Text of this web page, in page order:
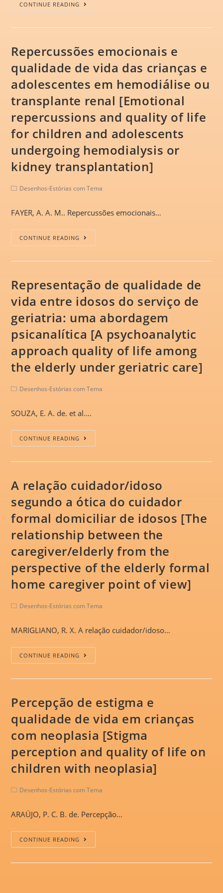
CONTINUE READING
Repercussões emocionais e
qualidade de vida das crianças e
adolescentes em hemodiálise ou
transplante renal [Emotional
repercussions and quality of life
for children and adolescents
undergoing hemodialysis or
kidney transplantation]
Desenhos-Estórias com Tema
FAYER, A. A. M.. Repercussões emocionais…
CONTINUE READING
Representação de qualidade de
vida entre idosos do serviço de
geriatria: uma abordagem
psicanalítica [A psychoanalytic
approach quality of life among
the elderly under geriatric care]
Desenhos-Estórias com Tema
SOUZA, E. A. de. et al.…
CONTINUE READING
A relação cuidador/idoso
segundo a ótica do cuidador
formal domiciliar de idosos [The
relationship between the
caregiver/elderly from the
perspective of the elderly formal
home caregiver point of view]
Desenhos-Estórias com Tema
MARIGLIANO, R. X. A relação cuidador/idoso…
CONTINUE READING
Percepção de estigma e
qualidade de vida em crianças
com neoplasia [Stigma
perception and quality of life on
children with neoplasia]
Desenhos-Estórias com Tema
ARAÚJO, P. C. B. de. Percepção…
CONTINUE READING